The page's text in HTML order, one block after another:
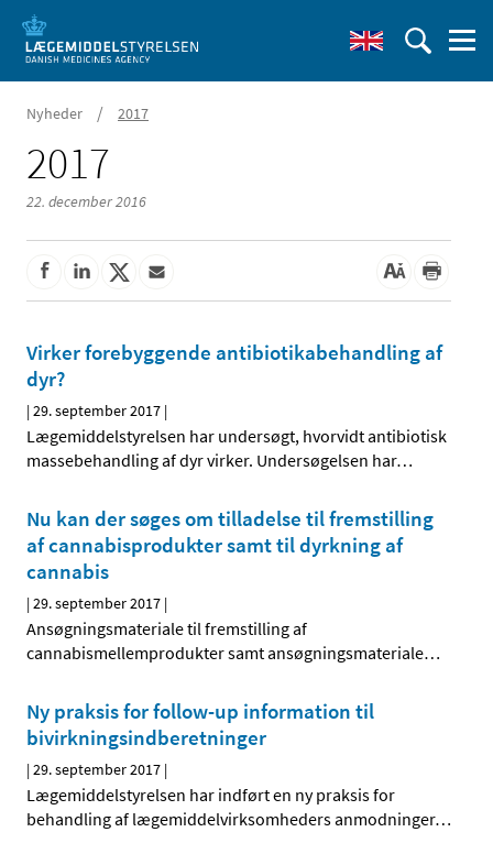
Nyheder / 2017
2017
22. december 2016
Virker forebyggende antibiotikabehandling af
dyr?
|29. september 2017 |
Lægemiddelstyrelsen har undersøgt, hvorvidt antibiotisk
massebehandling af dyr virker. Undersøgelsen har…
Nu kan der søges om tilladelse til fremstilling
af cannabisprodukter samt til dyrkning af
cannabis
|29. september 2017 |
Ansøgningsmateriale til fremstilling af
cannabismellemprodukter samt ansøgningsmateriale…
Ny praksis for follow-up information til
bivirkningsindberetninger
|29. september 2017 |
Lægemiddelstyrelsen har indført en ny praksis for
behandling af lægemiddelvirksomheders anmodninger…